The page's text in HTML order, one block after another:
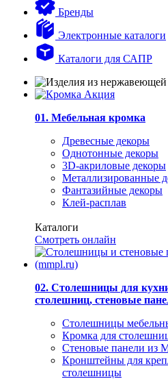
Бренды
Электронные каталоги
Каталоги для САПР
01. Мебельная кромка
Древесные декоры
Однотонные декоры
3D-акриловые декоры
Металлизированные
Фантазийные декоры
Клей-расплав
Каталоги
Смотреть онлайн
02. Столешницы для
столешниц, стеновые
Столешницы
Кромка для
Стеновые панели из
Кронштейны для
столешницы